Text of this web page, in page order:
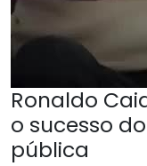
Ronaldo
o sucesso
pública